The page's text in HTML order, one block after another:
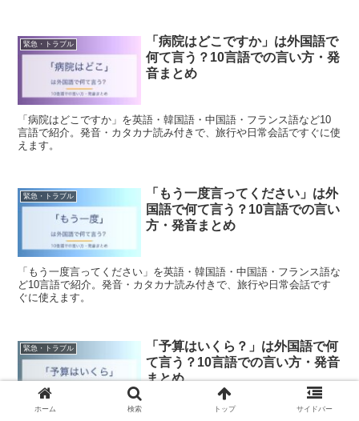
緊急・トラブル
「病院はどこですか」は外国語で
何て言う？10言語での言い方・発
音まとめ
「病院はどこですか」を英語・韓国語・中国語・フランス語など10
言語で紹介。発音・カタカナ読み付きで、旅行や日常会話ですぐに使
えます。
緊急・トラブル
「もう一度言ってください」は外
国語で何て言う？10言語での言い
方・発音まとめ
「もう一度言ってください」を英語・韓国語・中国語・フランス語な
ど10言語で紹介。発音・カタカナ読み付きで、旅行や日常会話です
ぐに使えます。
緊急・トラブル
「予算はいくら？」は外国語で何
て言う？10言語での言い方・発音
まとめ
ホーム 検索 トップ サイドバー